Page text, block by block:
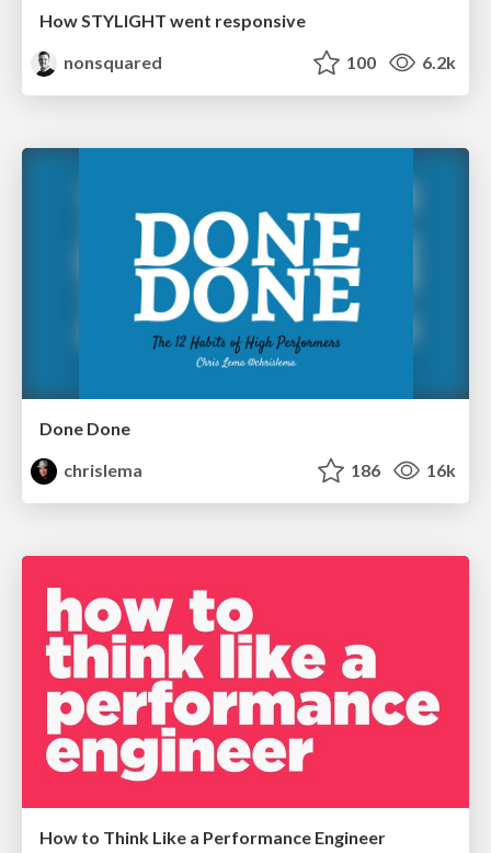
How STYLIGHT went responsive
nonsquared
100 6.2k
Done Done
chrislema
186 16k
How to Think Like a Performance Engineer